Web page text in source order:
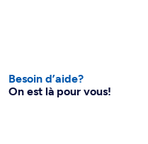
Besoin d’aide?
On est là pour vous!